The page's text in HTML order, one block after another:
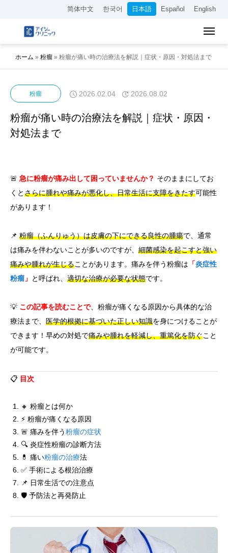
简体中文 한국어 日本語 Español English
ホーム » 粉瘤 » 粉瘤が痛い時の治療法を解説｜症状・原因・対処法まで
粉瘤 2026.02.04 2026.08.02
粉瘤が痛い時の治療法を解説｜症状・原因・
対処法まで
🚨 急に粉瘤が痛み出して困っていませんか？ そのままにしてお
くとさらに腫れや痛みが悪化し、日常生活に支障をきたす可能性
があります！
📌 粉瘤（ふんりゅう）は皮膚の下にできる良性の腫瘍で、通常
は痛みを伴わないことが多いのですが、 細菌感染を起こすと強い
痛みや腫れが生じることがあります。痛みを伴う粉瘤は 「炎症性
粉瘤 」 と呼ばれ、 適切な治療が必要な状態です。
💡 この記事を読むことで、粉瘤が痛くなる原因から具体的な治
療法まで、 医学的根拠に基づいた正しい知識を身につけることが
できます！早めの対処で痛みや腫れを軽減し、重篤化を防ぐこと
が可能です。
📋 目次
🔸 粉瘤とは何か
⚡ 粉瘤が痛くなる原因
🚨 痛みを伴う粉瘤の症状
🔍 炎症性粉瘤の診断方法
💊 痛い粉瘤の治療法
✅ 手術による根治治療
📌 日常生活での注意点
🛡️ 予防法と再発防止